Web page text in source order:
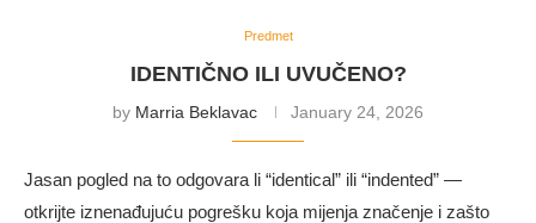
Predmet
IDENTIČNO ILI UVUČENO?
by Marria Beklavac January 24, 2026
Jasan pogled na to odgovara li “identical” ili “indented” —
otkrijte iznenađujuću pogrešku koja mijenja značenje i zašto